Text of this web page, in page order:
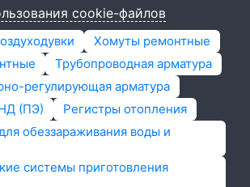
cookie-файлов
Хомуты ремонтные
Трубопроводная арматура
регулирующая арматура
(ПЭ)
Регистры отопления
обеззараживания воды и
системы приготовления